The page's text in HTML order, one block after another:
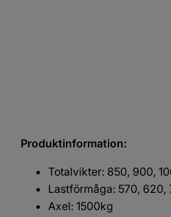
Produktinformation:
Totalvikter: 850, 900,
Lastförmåga: 570, 620,
Axel: 1500kg